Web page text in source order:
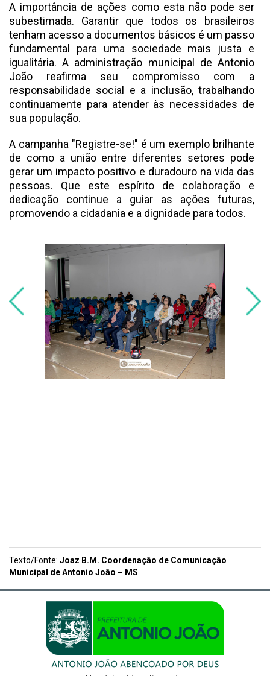
A importância de ações como esta não pode ser
subestimada. Garantir que todos os brasileiros
tenham acesso a documentos básicos é um passo
fundamental para uma sociedade mais justa e
igualitária. A administração municipal de Antonio
João reafirma seu compromisso com a
responsabilidade social e a inclusão, trabalhando
continuamente para atender às necessidades de
sua população.
A campanha "Registre-se!" é um exemplo brilhante
de como a união entre diferentes setores pode
gerar um impacto positivo e duradouro na vida das
pessoas. Que este espírito de colaboração e
dedicação continue a guiar as ações futuras,
promovendo a cidadania e a dignidade para todos.
Texto/Fonte: Joaz B.M. Coordenação de Comunicação
Municipal de Antonio João – MS